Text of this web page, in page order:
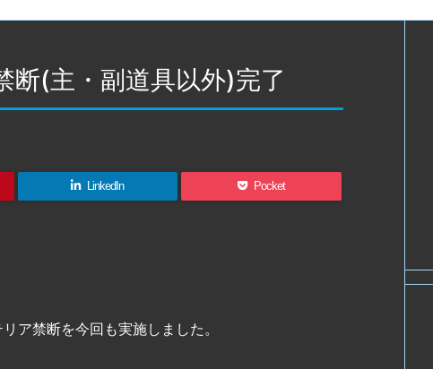
断(主・副道具以外)完了
LinkedIn Pocket
ア禁断を今回も実施しました。